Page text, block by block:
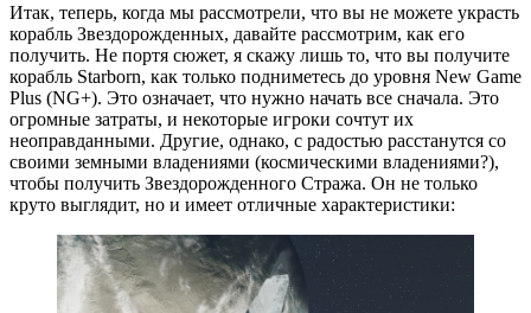
Итак, теперь, когда мы рассмотрели, что вы не можете украсть
корабль Звездорожденных, давайте рассмотрим, как его
получить. Не портя сюжет, я скажу лишь то, что вы получите
корабль Starborn, как только подниметесь до уровня New Game
Plus (NG+). Это означает, что нужно начать все сначала. Это
огромные затраты, и некоторые игроки сочтут их
неоправданными. Другие, однако, с радостью расстанутся со
своими земными владениями (космическими владениями?),
чтобы получить Звездорожденного Стража. Он не только
круто выглядит, но и имеет отличные характеристики: